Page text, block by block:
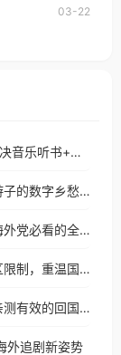
问题，无论人在
03-22
网易云海外能用吗？留学生亲测：3步解决音乐听书+银行视频地区限制
在菲律宾用探探地区限制怎么办？海外游子的数字乡愁与破局之道
在缅甸用海通证券有地区限制怎么办？海外党必看的全场景回国加速指南
海外追剧党的福音：如何用咪咕破解地区限制，重温国内精彩
海外看爱奇艺地区限制怎么办？留学生亲测有效的回国加速器选择指南
外追剧新姿势